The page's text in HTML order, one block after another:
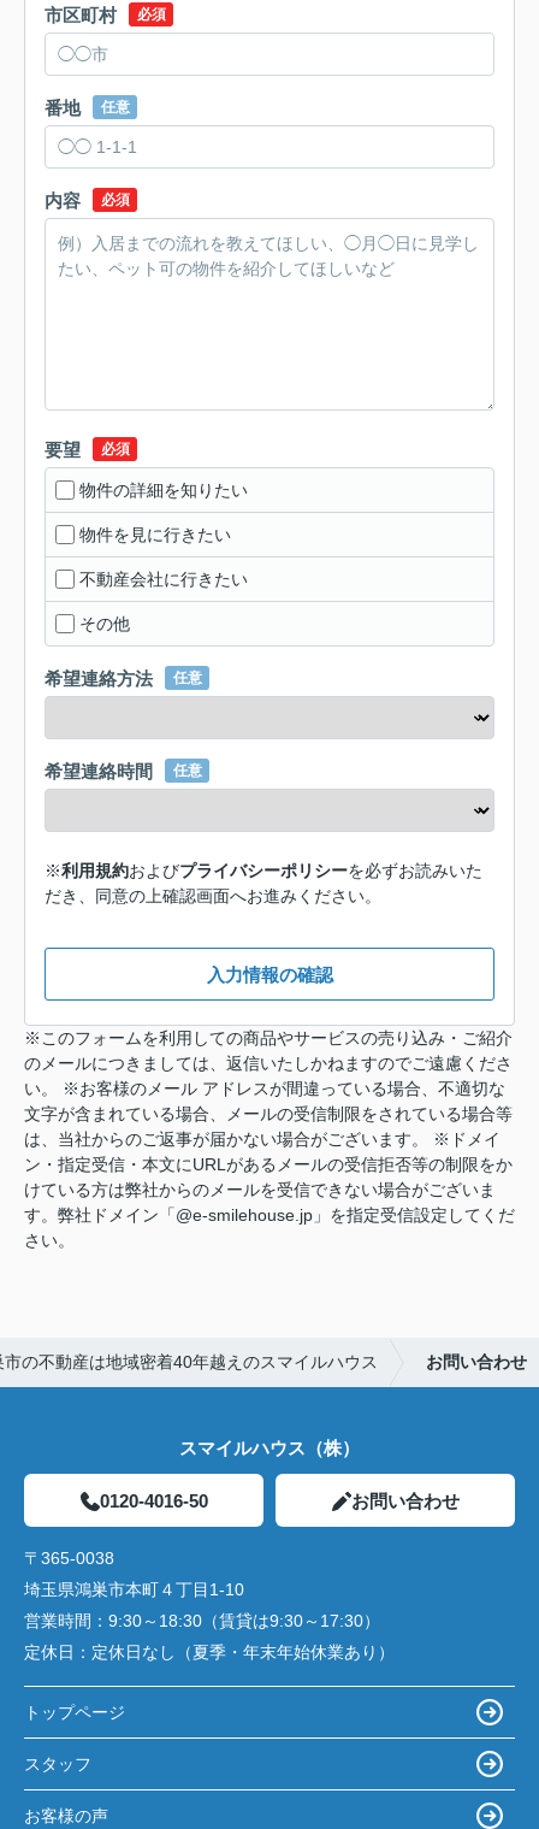
市区町村 必須
番地 任意
内容 必須
要望 必須
物件の詳細を知りたい
物件を見に行きたい
不動産会社に行きたい
その他
希望連絡方法 任意
希望連絡時間 任意
※利用規約およびプライバシーポリシーを必ずお読みいた
だき、同意の上確認画面へお進みください。
入力情報の確認
※このフォームを利用しての商品やサービスの売り込み・ご紹介
のメールにつきましては、返信いたしかねますのでご遠慮くださ
い。 ※お客様のメール アドレスが間違っている場合、不適切な
文字が含まれている場合、メールの受信制限をされている場合等
は、当社からのご返事が届かない場合がございます。 ※ドメイ
ン・指定受信・本文にURLがあるメールの受信拒否等の制限をか
けている方は弊社からのメールを受信できない場合がございま
す。弊社ドメイン「@e-smilehouse.jp」を指定受信設定してくだ
さい。
市の不動産は地域密着40年越えのスマイルハウス お問い合わせ
スマイルハウス（株）
0120-4016-50 お問い合わせ
〒365-0038
埼玉県鴻巣市本町４丁目1-10
営業時間： 9:30～18:30（賃貸は9:30～17:30）
定休日： 定休日なし（夏季・年末年始休業あり）
トップページ
スタッフ
お客様の声